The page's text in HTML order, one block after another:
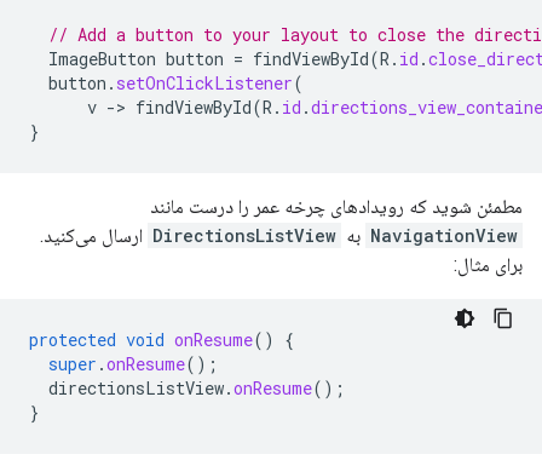
// Add a button to your layout to close the
ImageButton button = findViewById(R . id .
button . setOnClickListener(
v -> findViewById(R . id .
}
مطمئن شوید که رویدادهای چرخه عمر را درست مانند
NavigationView به DirectionsListView ارسال می‌کنید.
برای مثال:
protected void onResume()
{
super .onResume();
directionsListView.onResume();
}